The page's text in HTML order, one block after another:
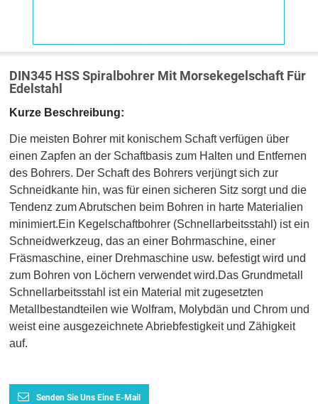
DIN345 HSS Spiralbohrer Mit Morsekegelschaft Für
Edelstahl
Kurze Beschreibung:
Die meisten Bohrer mit konischem Schaft verfügen über
einen Zapfen an der Schaftbasis zum Halten und Entfernen
des Bohrers. Der Schaft des Bohrers verjüngt sich zur
Schneidkante hin, was für einen sicheren Sitz sorgt und die
Tendenz zum Abrutschen beim Bohren in harte Materialien
minimiert.Ein Kegelschaftbohrer (Schnellarbeitsstahl) ist ein
Schneidwerkzeug, das an einer Bohrmaschine, einer
Fräsmaschine, einer Drehmaschine usw. befestigt wird und
zum Bohren von Löchern verwendet wird.Das Grundmetall
Schnellarbeitsstahl ist ein Material mit zugesetzten
Metallbestandteilen wie Wolfram, Molybdän und Chrom und
weist eine ausgezeichnete Abriebfestigkeit und Zähigkeit
auf.
Senden Sie Uns Eine E-Mail